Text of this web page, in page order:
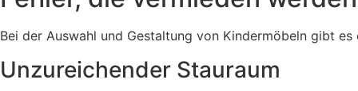
Bei der Auswahl und Gestaltung von Kindermöbeln gibt
Unzureichender Stauraum